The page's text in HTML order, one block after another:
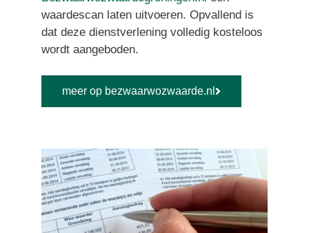
waardescan laten uitvoeren. Opvallend is
dat deze dienstverlening volledig kosteloos
wordt aangeboden.
meer op bezwaarwozwaarde.nl